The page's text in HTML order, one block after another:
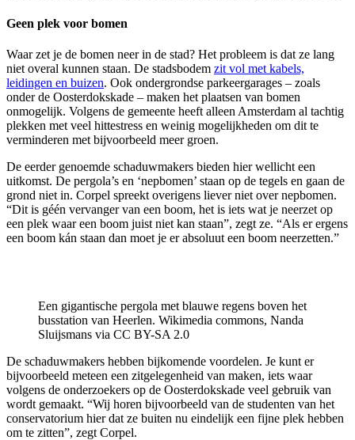
Geen plek voor bomen
Waar zet je de bomen neer in de stad? Het probleem is dat ze lang
niet overal kunnen staan. De stadsbodem zit vol met kabels,
leidingen en buizen. Ook ondergrondse parkeergarages – zoals
onder de Oosterdokskade – maken het plaatsen van bomen
onmogelijk. Volgens de gemeente heeft alleen Amsterdam al tachtig
plekken met veel hittestress en weinig mogelijkheden om dit te
verminderen met bijvoorbeeld meer groen.
De eerder genoemde schaduwmakers bieden hier wellicht een
uitkomst. De pergola’s en ‘nepbomen’ staan op de tegels en gaan de
grond niet in. Corpel spreekt overigens liever niet over nepbomen.
“Dit is géén vervanger van een boom, het is iets wat je neerzet op
een plek waar een boom juist niet kan staan”, zegt ze. “Als er ergens
een boom kán staan dan moet je er absoluut een boom neerzetten.”
Een gigantische pergola met blauwe regens boven het
busstation van Heerlen. Wikimedia commons, Nanda
Sluijsmans via CC BY-SA 2.0
De schaduwmakers hebben bijkomende voordelen. Je kunt er
bijvoorbeeld meteen een zitgelegenheid van maken, iets waar
volgens de onderzoekers op de Oosterdokskade veel gebruik van
wordt gemaakt. “Wij horen bijvoorbeeld van de studenten van het
conservatorium hier dat ze buiten nu eindelijk een fijne plek hebben
om te zitten”, zegt Corpel.